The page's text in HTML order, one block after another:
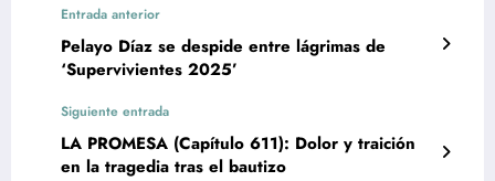
Entrada anterior
Pelayo Díaz se despide entre lágrimas de
‘Supervivientes 2025’
Siguiente entrada
LA PROMESA (Capítulo 611): Dolor y traición
en la tragedia tras el bautizo